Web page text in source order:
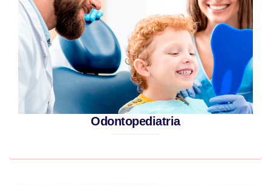
Odontopediatria